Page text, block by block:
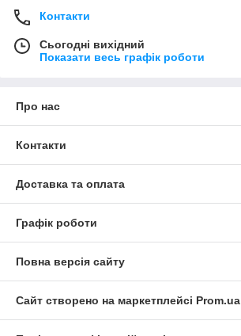
Контакти
Сьогодні вихідний
Показати весь графік роботи
Про нас
Контакти
Доставка та оплата
Графік роботи
Повна версія сайту
Сайт створено на маркетплейсі Prom.ua